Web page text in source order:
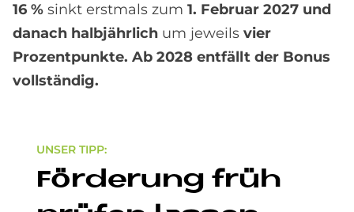
16 % sinkt erstmals zum 1. Februar 2027 und
danach halbjährlich um jeweils vier
Prozentpunkte. Ab 2028 entfällt der Bonus
vollständig.
UN­SER TIPP:
För­de­rung früh